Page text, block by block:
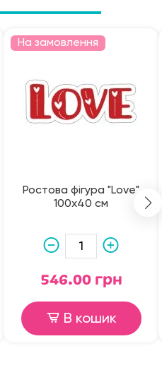
На замовлення
Ростова фігура "Love"
100х40 см
546.00 грн
В кошик